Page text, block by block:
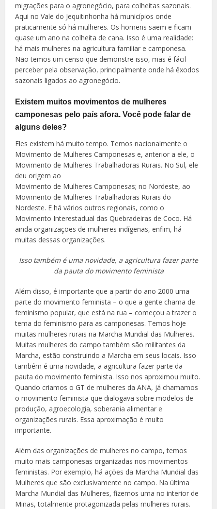
migrações para o agronegócio, para colheitas sazonais.
Aqui no Vale do Jequitinhonha há municípios onde
praticamente só há mulheres. Os homens saem e ficam
quase um ano na colheita de cana. Isso é uma realidade:
há mais mulheres na agricultura familiar e camponesa.
Não temos um censo que demonstre isso, mas é fácil
perceber pela observação, principalmente onde há êxodos
sazonais ligados ao agronegócio.
Existem muitos movimentos de mulheres
camponesas pelo país afora. Você pode falar de
alguns deles?
Eles existem há muito tempo. Temos nacionalmente o
Movimento de Mulheres Camponesas e, anterior a ele, o
Movimento de Mulheres Trabalhadoras Rurais. No Sul, ele
deu origem ao
Movimento de Mulheres Camponesas; no Nordeste, ao
Movimento de Mulheres Trabalhadoras Rurais do
Nordeste. E há vários outros regionais, como o
Movimento Interestadual das Quebradeiras de Coco. Há
ainda organizações de mulheres indígenas, enfim, há
muitas dessas organizações.
Isso também é uma novidade, a agricultura fazer parte
da pauta do movimento feminista
Além disso, é importante que a partir do ano 2000 uma
parte do movimento feminista – o que a gente chama de
feminismo popular, que está na rua – começou a trazer o
tema do feminismo para as camponesas. Temos hoje
muitas mulheres rurais na Marcha Mundial das Mulheres.
Muitas mulheres do campo também são militantes da
Marcha, estão construindo a Marcha em seus locais. Isso
também é uma novidade, a agricultura fazer parte da
pauta do movimento feminista. Isso nos aproximou muito.
Quando criamos o GT de mulheres da ANA, já chamamos
o movimento feminista que dialogava sobre modelos de
produção, agroecologia, soberania alimentar e
organizações rurais. Essa aproximação é muito
importante.
Além das organizações de mulheres no campo, temos
muito mais camponesas organizadas nos movimentos
feministas. Por exemplo, há ações da Marcha Mundial das
Mulheres que são exclusivamente no campo. Na última
Marcha Mundial das Mulheres, fizemos uma no interior de
Minas, totalmente protagonizada pelas mulheres rurais.